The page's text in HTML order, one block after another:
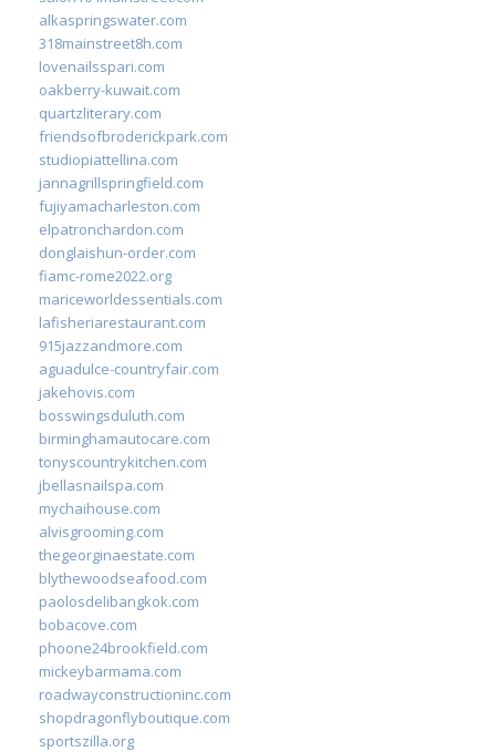
alkaspringswater.com
318mainstreet8h.com
lovenailsspari.com
oakberry-kuwait.com
quartzliterary.com
friendsofbroderickpark.com
studiopiattellina.com
jannagrillspringfield.com
fujiyamacharleston.com
elpatronchardon.com
donglaishun-order.com
fiamc-rome2022.org
mariceworldessentials.com
lafisheriarestaurant.com
915jazzandmore.com
aguadulce-countryfair.com
jakehovis.com
bosswingsduluth.com
birminghamautocare.com
tonyscountrykitchen.com
jbellasnailspa.com
mychaihouse.com
alvisgrooming.com
thegeorginaestate.com
blythewoodseafood.com
paolosdelibangkok.com
bobacove.com
phoone24brookfield.com
mickeybarmama.com
roadwayconstructioninc.com
shopdragonflyboutique.com
sportszilla.org